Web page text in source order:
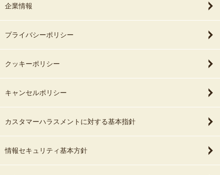
企業情報
プライバシーポリシー
クッキーポリシー
キャンセルポリシー
カスタマーハラスメントに対する基本指針
情報セキュリティ基本方針